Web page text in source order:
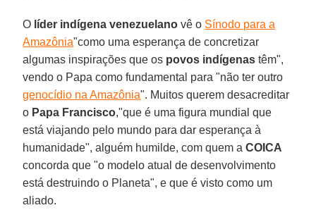
O líder indígena venezuelano vê o Sínodo para a
Amazônia"como uma esperança de concretizar
algumas inspirações que os povos indígenas têm",
vendo o Papa como fundamental para "não ter outro
genocídio na Amazônia". Muitos querem desacreditar
o Papa Francisco,"que é uma figura mundial que
está viajando pelo mundo para dar esperança à
humanidade", alguém humilde, com quem aCOICA
concorda que "o modelo atual de desenvolvimento
está destruindo o Planeta", e que é visto como um
aliado.